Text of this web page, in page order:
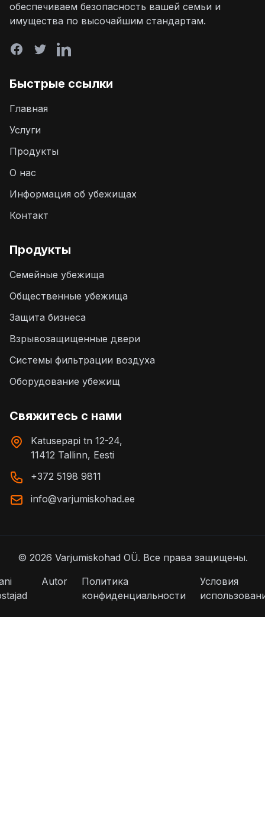
обеспечиваем безопасность вашей семьи и
имущества по высочайшим стандартам.
Быстрые ссылки
Главная
Услуги
Продукты
О нас
Информация об убежищах
Контакт
Продукты
Семейные убежища
Общественные убежища
Защита бизнеса
Взрывозащищенные двери
Системы фильтрации воздуха
Оборудование убежищ
Свяжитесь с нами
Katusepapi tn 12-24,
11412 Tallinn, Eesti
+372 5198 9811
info@varjumiskohad.ee
© 2026 Varjumiskohad OÜ. Все права защищены.
Autor
Политика
конфиденциальности
Условия